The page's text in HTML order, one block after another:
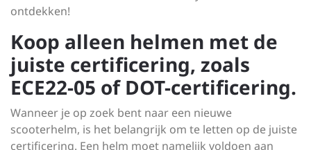
ontdekken!
Koop alleen helmen met de
juiste certificering, zoals
ECE22-05 of DOT-certificering.
Wanneer je op zoek bent naar een nieuwe
scooterhelm, is het belangrijk om te letten op de juiste
certificering. Een helm moet namelijk voldoen aan